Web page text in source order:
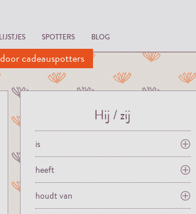
LIJSTJES SPOTTERS BLOG
cadeauspotters
Hij / zij
is
heeft
houdt van